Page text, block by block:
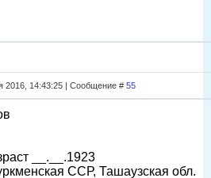
2016, 14:43:25 | Сообщение # 55
__.__.1923
ССР, Ташаузская обл.